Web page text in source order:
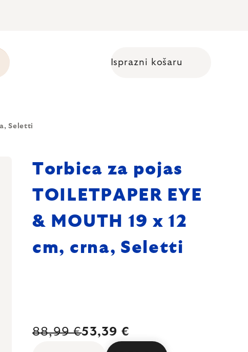
Isprazni košaru
Seletti
Torbica za pojas
TOILETPAPER EYE
& MOUTH 19 x 12
cm, crna, Seletti
88,99 €53,39 €